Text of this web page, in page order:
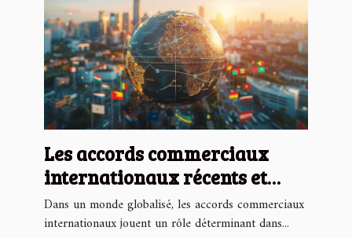
Les accords commerciaux
internationaux récents et
leurs effets sur les économies
locales
Dans un monde globalisé, les accords commerciaux
internationaux jouent un rôle déterminant dans...